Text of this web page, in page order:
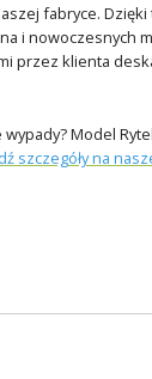
fabryce.
i nowoczesnych
przez klienta
Model
szczegóły na